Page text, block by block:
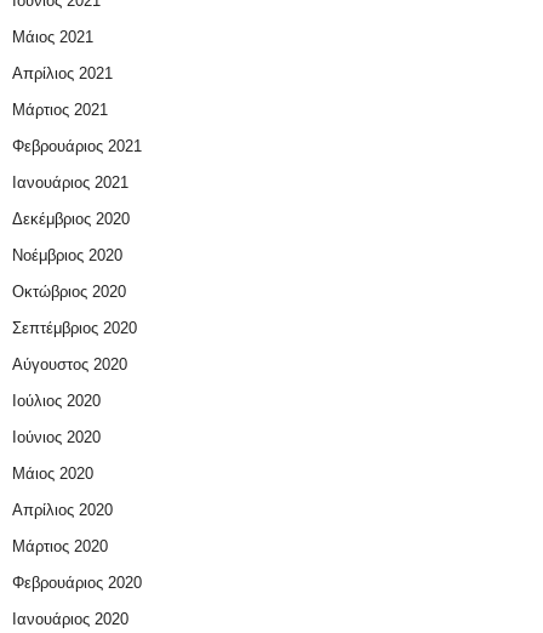
Μάιος 2021
Απρίλιος 2021
Μάρτιος 2021
Φεβρουάριος 2021
Ιανουάριος 2021
Δεκέμβριος 2020
Νοέμβριος 2020
Οκτώβριος 2020
Σεπτέμβριος 2020
Αύγουστος 2020
Ιούλιος 2020
Ιούνιος 2020
Μάιος 2020
Απρίλιος 2020
Μάρτιος 2020
Φεβρουάριος 2020
Ιανουάριος 2020